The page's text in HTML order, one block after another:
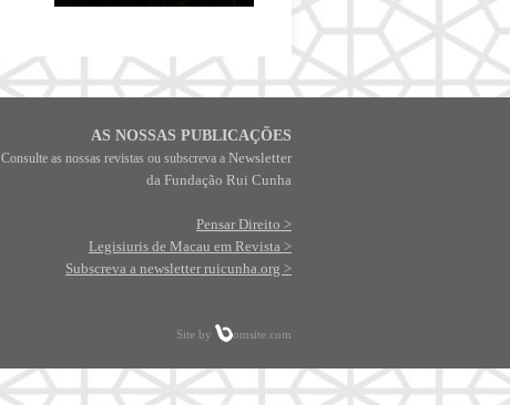
AS NOSSAS PUBLICAÇÕES
Consulte as nossas revistas ou subscreva a Newsletter
da Fundação Rui Cunha
Pensar Direito >
Legisiuris de Macau em Revista >
Subscreva a newsletter ruicunha.org >
Site by omsite.com